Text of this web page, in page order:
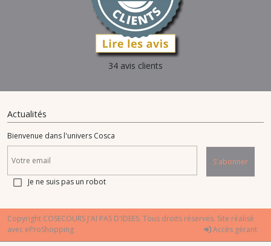
34 avis clients
Actualités
Bienvenue dans l'univers Cosca
S'abonner
Je ne suis pas un robot
Copyright COSECOURS J'AI PAS D'IDEES. Tous droits réservés. Site réalisé
avec eProShopping Accès gérant